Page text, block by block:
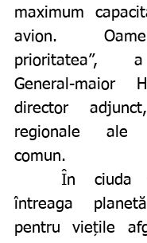
maximum
avion.
prioritatea”,
General-maior
director
regionale ale
comun.
întreaga
pentru viețile